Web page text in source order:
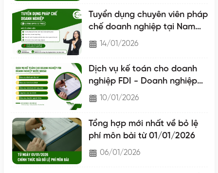
Tuyển dụng chuyên viên pháp
chế doanh nghiệp tại Nam
Định14/01/2026
Dịch vụ kế toán cho doanh
nghiệp FDI - Doanh nghiệp
nước ngoài
10/01/2026
Tổng hợp mới nhất về bỏ lệ
phí môn bài từ 01/01/2026
06/01/2026